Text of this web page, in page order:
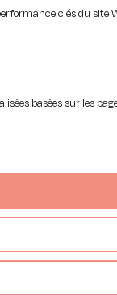
clés du site
basées sur les